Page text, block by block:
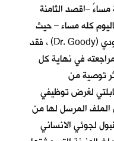
–اقصد الثامنة
كله مساء – حيث
كان موعدي الاسبوعي مع دكتور جودي (Dr. Goody) ، فقد
في نهاية كل
توصية من
لغرض توظيفي
المرسل لها من
لجوئي الانساني